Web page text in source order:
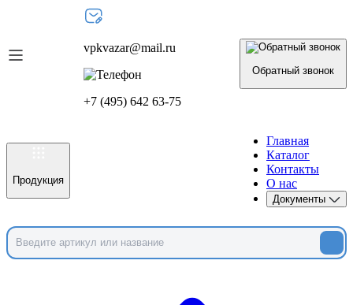
vpkvazar@mail.ru
+7 (495) 642 63-75
Обратный звонок
Продукция
Главная
Каталог
Контакты
О нас
Документы